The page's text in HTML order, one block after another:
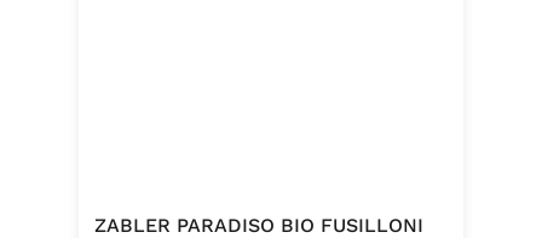
ZABLER PARADISO BIO FUSILLONI